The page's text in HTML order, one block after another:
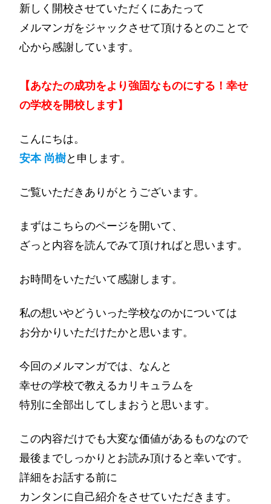
新しく開校させていただくにあたって
メルマンガをジャックさせて頂けるとのことで
心から感謝しています。
【あなたの成功をより強固なものにする！幸せ
の学校を開校します】
こんにちは。
安本 尚樹と申します。
ご覧いただきありがとうございます。
まずはこちらのページを開いて、
ざっと内容を読んでみて頂ければと思います。
お時間をいただいて感謝します。
私の想いやどういった学校なのかについては
お分かりいただけたかと思います。
今回のメルマンガでは、なんと
幸せの学校で教えるカリキュラムを
特別に全部出してしまおうと思います。
この内容だけでも大変な価値があるものなので
最後までしっかりとお読み頂けると幸いです。
詳細をお話する前に
カンタンに自己紹介をさせていただきます。